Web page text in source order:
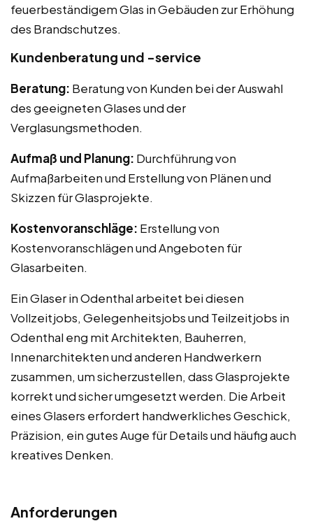
feuerbeständigem Glas in Gebäuden zur Erhöhung
des Brandschutzes.
Kundenberatung und -service
Beratung: Beratung von Kunden bei der Auswahl
des geeigneten Glases und der
Verglasungsmethoden.
Aufmaß und Planung: Durchführung von
Aufmaßarbeiten und Erstellung von Plänen und
Skizzen für Glasprojekte.
Kostenvoranschläge: Erstellung von
Kostenvoranschlägen und Angeboten für
Glasarbeiten.
Ein Glaser in Odenthal arbeitet bei diesen
Vollzeitjobs, Gelegenheitsjobs und Teilzeitjobs in
Odenthal eng mit Architekten, Bauherren,
Innenarchitekten und anderen Handwerkern
zusammen, um sicherzustellen, dass Glasprojekte
korrekt und sicher umgesetzt werden. Die Arbeit
eines Glasers erfordert handwerkliches Geschick,
Präzision, ein gutes Auge für Details und häufig auch
kreatives Denken.
Anforderungen